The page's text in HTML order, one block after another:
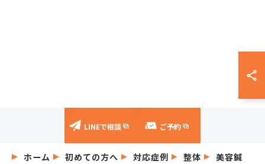
LINEで相談 ご予約
ホーム 初めての方へ 対応症例 整体 美容鍼